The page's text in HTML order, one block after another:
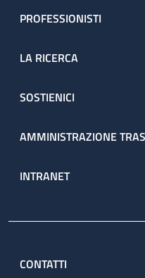
PROFESSIONISTI
LA RICERCA
SOSTIENICI
AMMINISTRAZIONE
INTRANET
CONTATTI